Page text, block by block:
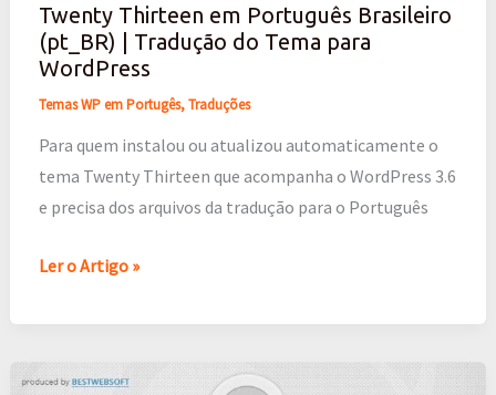
Twenty Thirteen em Português Brasileiro
(pt_BR) | Tradução do Tema para
WordPress
Temas WP em Portugês,Traduções
Para quem instalou ou atualizou automaticamente o
tema Twenty Thirteen que acompanha o WordPress 3.6
e precisa dos arquivos da tradução para o Português
Tema
para
WordPress
Ler o Artigo »
Contact